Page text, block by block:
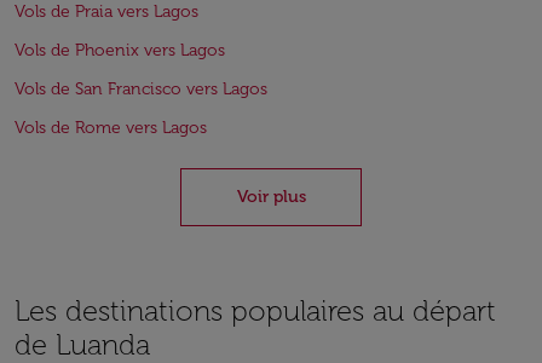
Vols de Praia vers Lagos
Vols de Phoenix vers Lagos
Vols de San Francisco vers Lagos
Vols de Rome vers Lagos
Voir plus
Les destinations populaires au départ
de Luanda